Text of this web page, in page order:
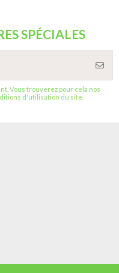
SPÉCIALES
Vous trouverez pour cela nos
d'utilisation du site.